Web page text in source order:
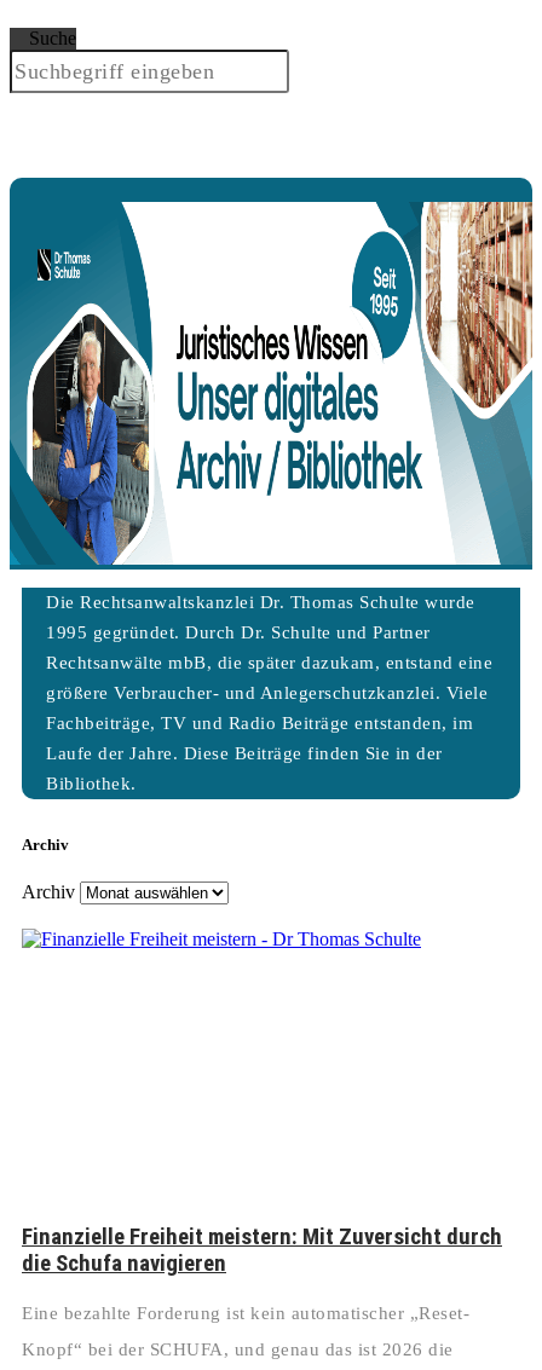
Suche
Die Rechtsanwaltskanzlei Dr. Thomas Schulte wurde
1995 gegründet. Durch Dr. Schulte und Partner
Rechtsanwälte mbB, die später dazukam, entstand eine
größere Verbraucher- und Anlegerschutzkanzlei. Viele
Fachbeiträge, TV und Radio Beiträge entstanden, im
Laufe der Jahre. Diese Beiträge finden Sie in der
Bibliothek.
Archiv
Archiv
Finanzielle Freiheit meistern: Mit Zuversicht durch
die Schufa navigieren
Eine bezahlte Forderung ist kein automatischer „Reset-
Knopf“ bei der SCHUFA, und genau das ist 2026 die